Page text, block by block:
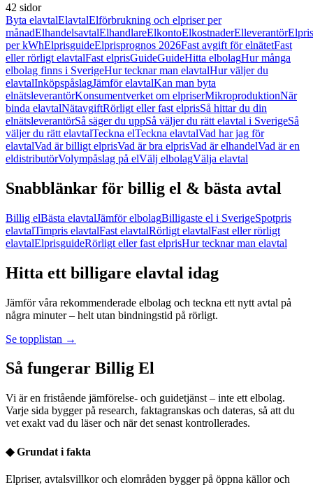
42 sidor
Byta elavtalElavtalElförbrukning och elpriser per
månadElhandelsavtalElhandlareElkontoElkostnaderElleverantör
per kWhElprisguideElprisprognos 2026Fast avgift för elnätetFast
eller rörligt elavtalFast elprisGuideGuideHitta elbolagHur många
elbolag finns i SverigeHur tecknar man elavtalHur väljer du
elavtalInköpspåslagJämför elavtalKan man byta
elnätsleverantörKonsumentverket om elpriserMikroproduktionNär
binda elavtalNätavgiftRörligt eller fast elprisSå hittar du din
elnätsleverantörSå säger du uppSå väljer du rätt elavtal i SverigeSå
väljer du rätt elavtalTeckna elTeckna elavtalVad har jag för
elavtalVad är billigt elprisVad är bra elprisVad är elhandelVad är en
eldistributörVolympåslag på elVälj elbolagVälja elavtal
Snabblänkar för billig el & bästa avtal
Billig elBästa elavtalJämför elbolagBilligaste el i SverigeSpotpris
elavtalTimpris elavtalFast elavtalRörligt elavtalFast eller rörligt
elavtalElprisguideRörligt eller fast elprisHur tecknar man elavtal
Hitta ett billigare elavtal idag
Jämför våra rekommenderade elbolag och teckna ett nytt avtal på
några minuter – helt utan bindningstid på rörligt.
Se topplistan →
Så fungerar Billig El
Vi är en fristående jämförelse- och guidetjänst – inte ett elbolag.
Varje sida bygger på research, faktagranskas och dateras, så att du
vet exakt vad du läser och när det senast kontrollerades.
◆Grundat i fakta
Elpriser, avtalsvillkor och elområden bygger på öppna källor och